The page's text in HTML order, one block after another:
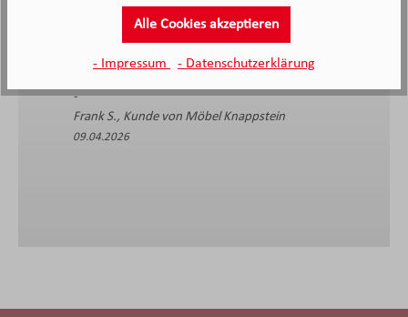
Aufbau.
Frank S., Kunde von Möbel Knappstein
09.04.2026
Alle Cookies akzeptieren
- Impressum - Datenschutzerklärung